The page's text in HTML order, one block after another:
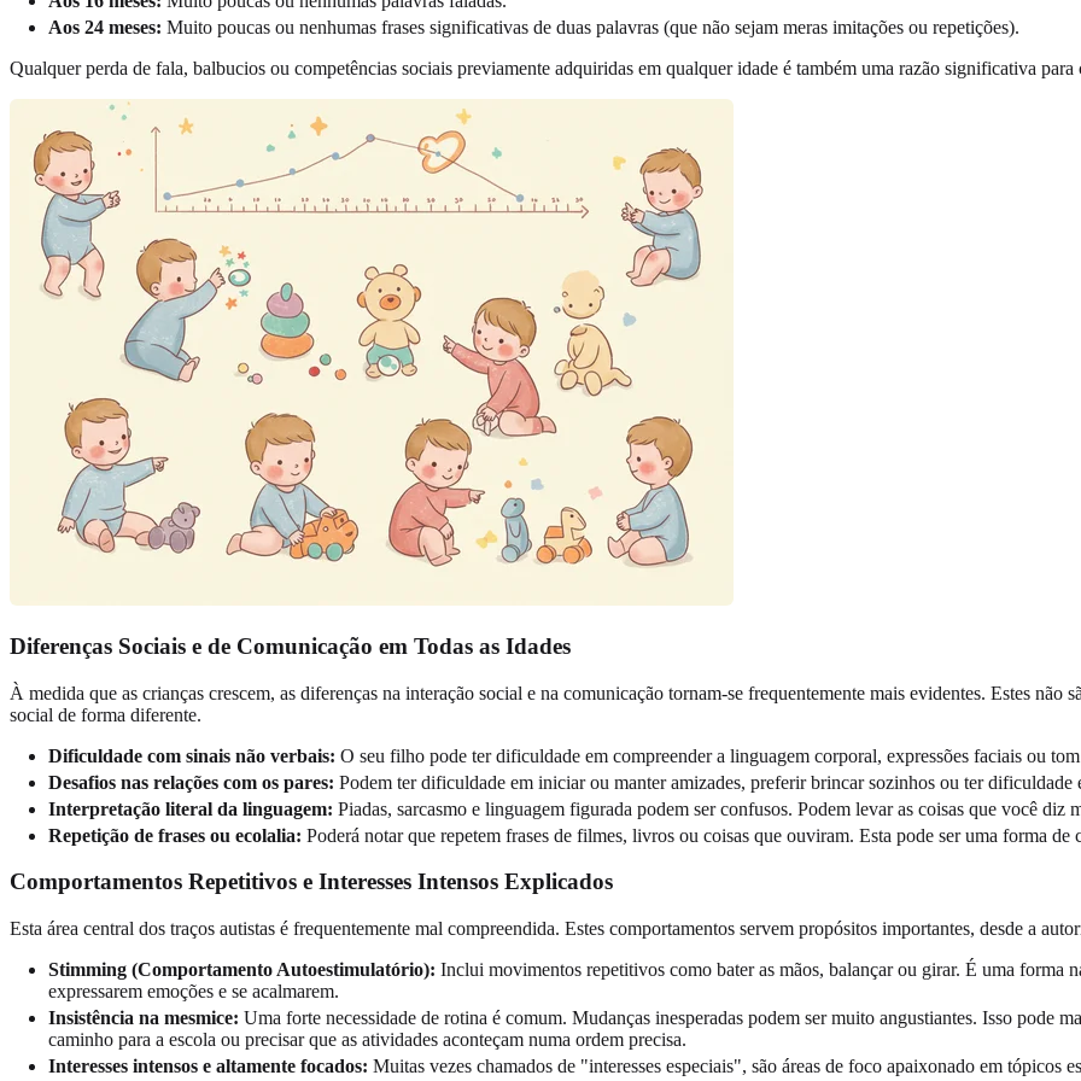
Aos 24 meses: Muito poucas ou nenhumas frases significativas de duas palavras (que não sejam meras imitações ou repetições).
Qualquer perda de fala, balbucios ou competências sociais previamente adquiridas em qualquer idade é também uma razão significativa
Diferenças Sociais e de Comunicação em Todas as Idades
À medida que as crianças crescem, as diferenças na interação social e na comunicação tornam-se frequentemente mais evidentes. Estes não
social de forma diferente.
Dificuldade com sinais não verbais: O seu filho pode ter dificuldade em compreender a linguagem corporal, expressões faciais ou
Desafios nas relações com os pares: Podem ter dificuldade em iniciar ou manter amizades, preferir brincar sozinhos ou ter
Interpretação literal da linguagem: Piadas, sarcasmo e linguagem figurada podem ser confusos. Podem levar as coisas que você diz
Repetição de frases ou ecolalia: Poderá notar que repetem frases de filmes, livros ou coisas que ouviram. Esta pode ser uma forma de
Comportamentos Repetitivos e Interesses Intensos Explicados
Esta área central dos traços autistas é frequentemente mal compreendida. Estes comportamentos servem propósitos importantes, desde a
Stimming (Comportamento Autoestimulatório): Inclui movimentos repetitivos como bater as mãos, balançar ou girar. É uma forma
expressarem emoções e se acalmarem.
Insistência na mesmice: Uma forte necessidade de rotina é comum. Mudanças inesperadas podem ser muito angustiantes. Isso pode
caminho para a escola ou precisar que as atividades aconteçam numa ordem precisa.
Interesses intensos e altamente focados: Muitas vezes chamados de "interesses especiais", são áreas de foco apaixonado em tópicos